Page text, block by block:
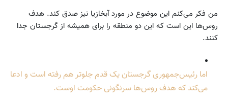
من فکر می‌کنم این موضوع در مورد آبخازیا نیز صدق کند. هدف
روس‌ها این است که این دو منطقه را برای همیشه از گرجستان جدا
کنند.
اما رئیس‌جمهوری گرجستان یک قدم جلوتر هم رفته است و ادعا
می‌کند که هدف روس‌ها سرنگونی حکومت اوست.